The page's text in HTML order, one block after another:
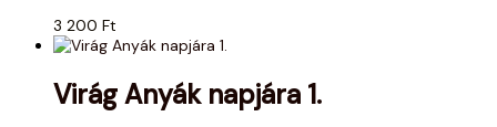
3 200 Ft
Virág Anyák napjára 1.